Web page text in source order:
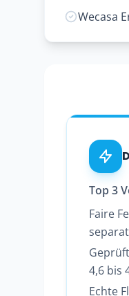
Wecasa
Top 3
Faire
4,6 bis
Echte